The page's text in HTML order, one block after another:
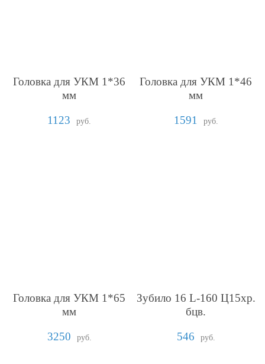
Головка для УКМ 1*36
мм
1123
руб.
Головка для УКМ 1*46
мм
1591
руб.
Головка для УКМ 1*65
мм
3250
руб.
Зубило 16 L-160 Ц15хр.
бцв.
546
руб.